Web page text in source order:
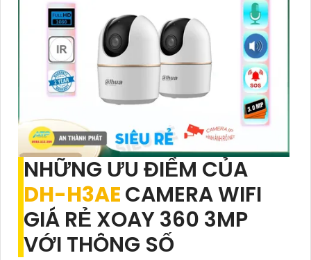
NHỮNG ƯU ĐIỂM CỦA
DH-H3AECAMERA WIFI
GIÁ RẺ XOAY 360 3MP
VỚI THÔNG SỐ